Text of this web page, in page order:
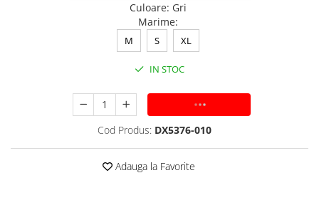
Culoare: Gri
Marime:
M S XL
IN STOC
ADAUGA IN COS
Cod Produs: DX5376-010
Adauga la Favorite